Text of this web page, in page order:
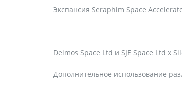
Экспансия Seraphim Space
Deimos Space Ltd и SJE Space Ltd x
Дополнительное использование